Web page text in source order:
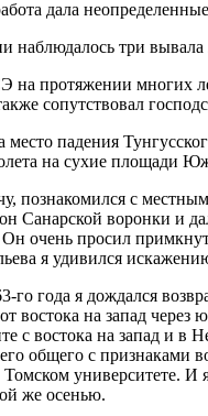
дала
наблюдалось три
на протяжении многих
сопутствовал
место падения
на сухие площади
познакомился с
Санарской воронки и
Он очень просил
я удивился
го года я дождался
востока на запад
с востока на запад и в
общего с признаками
университете. И
же осенью.